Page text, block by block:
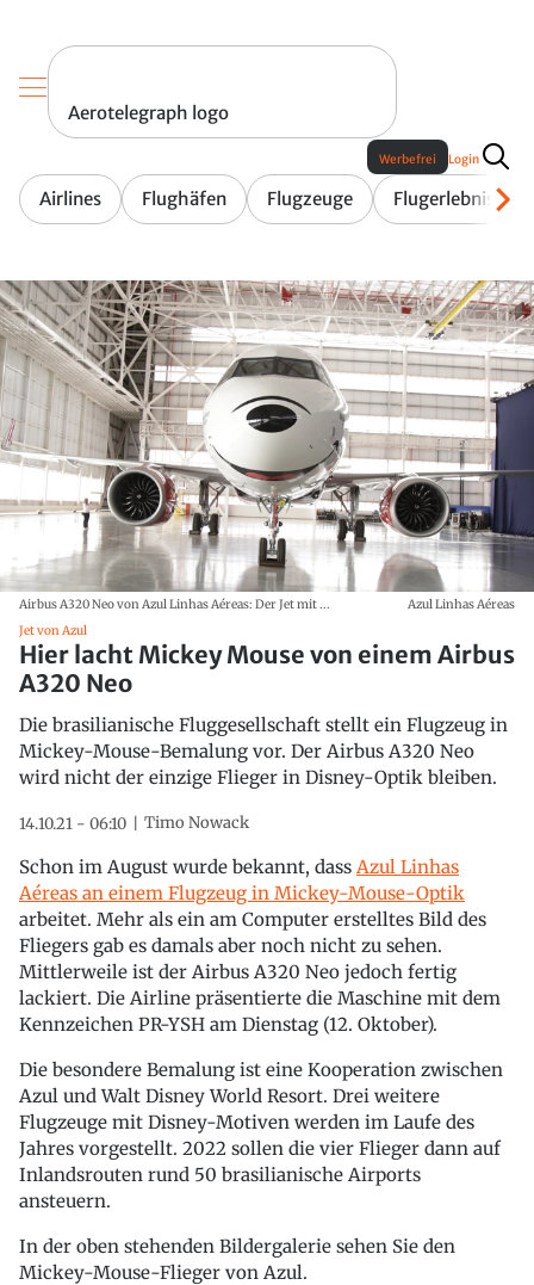
Aerotelegraph logo
Airlines Flughäfen Flugzeuge Flugerlebnis
Werbefrei Login
Airbus A320 Neo von Azul Linhas Aéreas: Der Jet mit ...
Azul Linhas Aéreas
Jet von Azul
Hier lacht Mickey Mouse von einem Airbus
A320 Neo
Die brasilianische Fluggesellschaft stellt ein Flugzeug in
Mickey-Mouse-Bemalung vor. Der Airbus A320 Neo
wird nicht der einzige Flieger in Disney-Optik bleiben.
14.10.21 - 06:10 Timo Nowack
Schon im August wurde bekannt, dass Azul Linhas
Aéreas an einem Flugzeug in Mickey-Mouse-Optik
arbeitet. Mehr als ein am Computer erstelltes Bild des
Fliegers gab es damals aber noch nicht zu sehen.
Mittlerweile ist der Airbus A320 Neo jedoch fertig
lackiert. Die Airline präsentierte die Maschine mit dem
Kennzeichen PR-YSH am Dienstag (12. Oktober).
Die besondere Bemalung ist eine Kooperation zwischen
Azul und Walt Disney World Resort. Drei weitere
Flugzeuge mit Disney-Motiven werden im Laufe des
Jahres vorgestellt. 2022 sollen die vier Flieger dann auf
Inlandsrouten rund 50 brasilianische Airports
ansteuern.
In der oben stehenden Bildergalerie sehen Sie den
Mickey-Mouse-Flieger von Azul.